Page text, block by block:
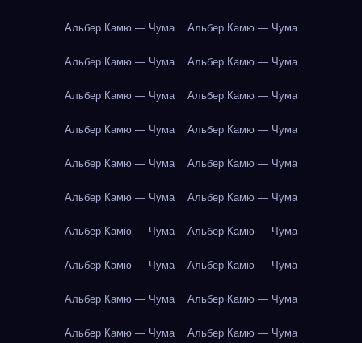
Альбер Камю — Чума Альбер Камю — Чума
Альбер Камю — Чума Альбер Камю — Чума
Альбер Камю — Чума Альбер Камю — Чума
Альбер Камю — Чума Альбер Камю — Чума
Альбер Камю — Чума Альбер Камю — Чума
Альбер Камю — Чума Альбер Камю — Чума
Альбер Камю — Чума Альбер Камю — Чума
Альбер Камю — Чума Альбер Камю — Чума
Альбер Камю — Чума Альбер Камю — Чума
Альбер Камю — Чума Альбер Камю — Чума